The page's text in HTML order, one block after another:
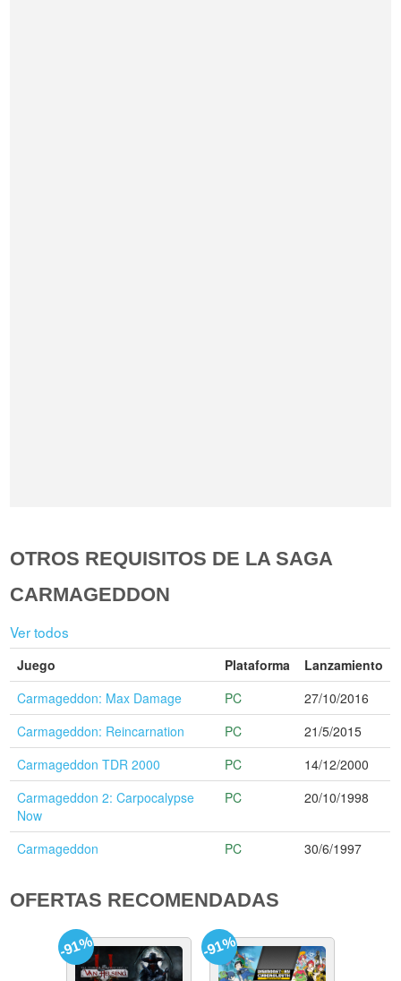
OTROS REQUISITOS DE LA SAGA
CARMAGEDDON
Ver todos
Juego Plataforma
Lanzamiento
Carmageddon: Max Damage
PC
27/10/2016
Carmageddon: Reincarnation
PC
21/5/2015
Carmageddon TDR 2000
PC
14/12/2000
Carmageddon 2: Carpocalypse
Now
PC 20/10/1998
Carmageddon PC 30/6/1997
OFERTAS RECOMENDADAS
-91% -91%